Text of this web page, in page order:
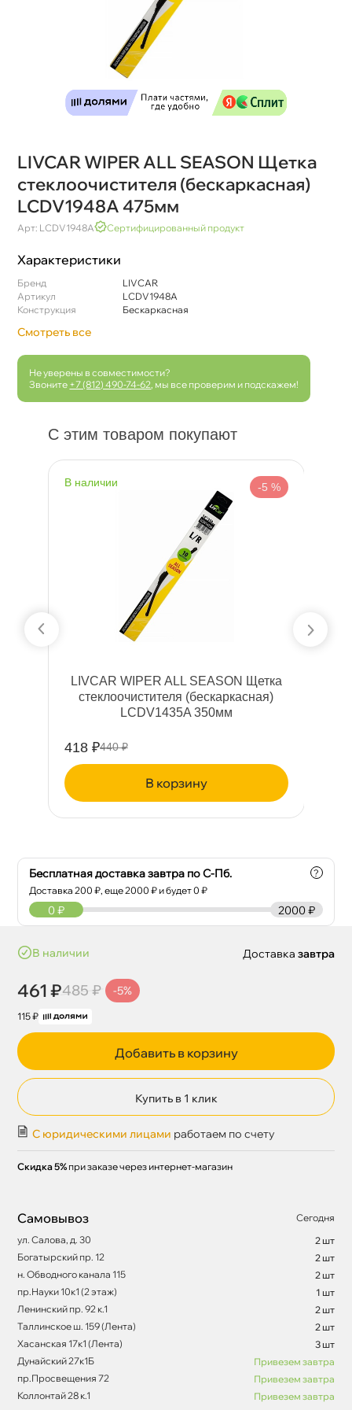
LIVCAR WIPER ALL SEASON Щетка
стеклоочистителя (бескаркасная)
LCDV1948A 475мм
Арт: LCDV1948A Сертифицированный продукт
Характеристики
Бренд
LIVCAR
Артикул
LCDV1948A
Конструкция
Бескаркасная
Смотреть все
Не уверены в совместимости?
Звоните +7 (812) 490-74-62 , мы все проверим и подскажем!
С этим товаром покупают
наличии -5 %
LIVCAR WIPER ALL SEASON Щетка
стеклоочистителя (бескаркасная)
LCDV1435A 350мм
418 ₽440 ₽
корзину
Бесплатная доставка завтра по С-Пб.
Доставка200 ₽, еще2000 ₽ и будет 0 ₽
?
2000 ₽
0 ₽
наличии
461 ₽485 ₽ -5%
115 ₽
Доставка завтра
Добавить в корзину
Купить в 1 клик
С юридическими лицами работаем по счету
Скидка 5% при заказе через интернет-магазин
Самовывоз
Сегодня
ул. Салова, д. 30
2 шт
Богатырский пр. 12
2 шт
н. Обводного канала 115
2 шт
пр.Науки 10к1 (2 этаж)
1 шт
Ленинский пр. 92 к.1
2 шт
Таллинское ш. 159 (Лента)
2 шт
Хасанская 17к1 (Лента)
3 шт
Дунайский 27к1Б
Привезем завтра
пр.Просвещения 72
Привезем завтра
Коллонтай 28 к.1
Привезем завтра